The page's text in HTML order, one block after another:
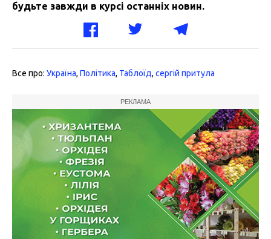
будьте завжди в курсі останніх новин.
Все про: Україна, Політика, Таблоїд, сергій притула
РЕКЛАМА